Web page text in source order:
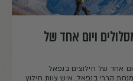
ויום אחד של
אחד של חילוצים בנפאל
הררי בנפאל, איש צוות חילוץ